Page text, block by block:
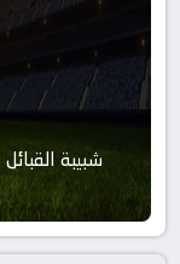
شبيبة القبائل